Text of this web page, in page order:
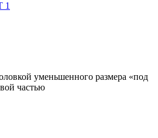
1
уменьшенного размера «под
частью